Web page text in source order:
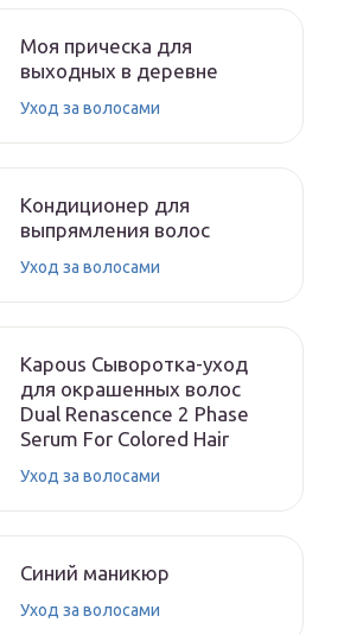
Моя прическа для
выходных в деревне
Уход за волосами
Кондиционер для
выпрямления волос
Уход за волосами
Kapous Сыворотка-уход
для окрашенных волос
Dual Renascence 2 Phase
Serum For Colored Hair
Уход за волосами
Синий маникюр
Уход за волосами